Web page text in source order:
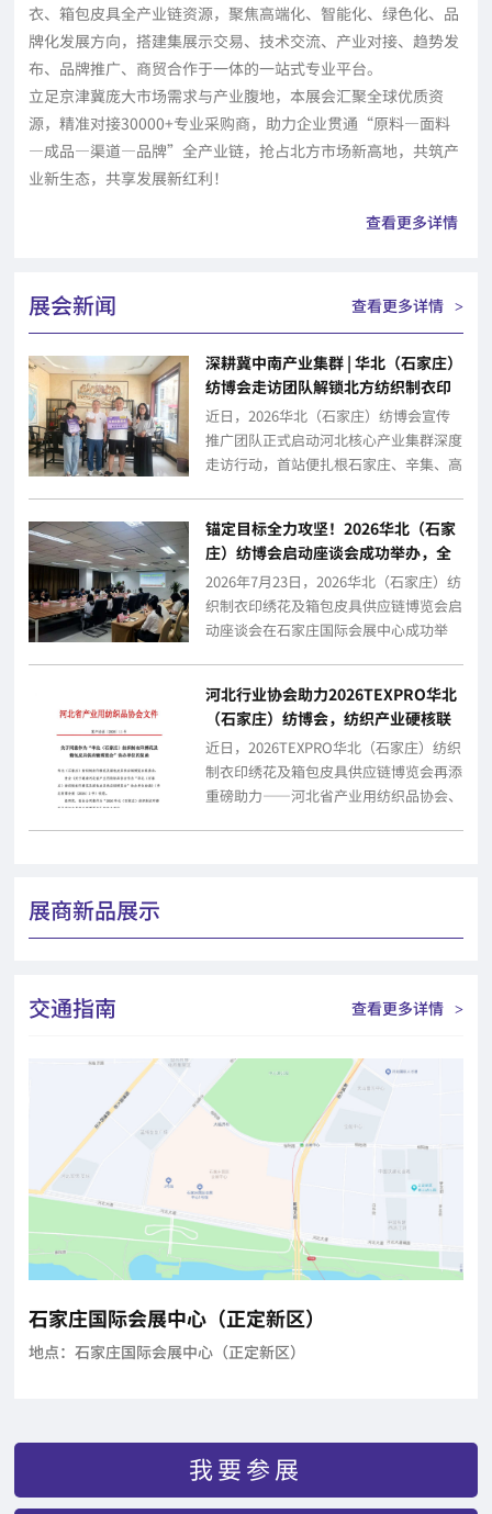
衣、箱包皮具全产业链资源，聚焦高端化、智能化、绿色化、品
牌化发展方向，搭建集展示交易、技术交流、产业对接、趋势发
布、品牌推广、商贸合作于一体的一站式专业平台。
立足京津冀庞大市场需求与产业腹地，本展会汇聚全球优质资
源，精准对接30000+专业采购商，助力企业贯通“原料—面料
—成品—渠道—品牌”全产业链，抢占北方市场新高地，共筑产
业新生态，共享发展新红利！
查看更多详情
展会新闻 查看更多详情 >
深耕冀中南产业集群 | 华北（石家庄）
纺博会走访团队解锁北方纺织制衣印
绣花及箱包皮革供应链核心动能
近日，2026华北（石家庄）纺博会宣传
推广团队正式启动河北核心产业集群深度
走访行动，首站便扎根石家庄、辛集、高
锚定目标全力攻坚！2026华北（石家
庄）纺博会启动座谈会成功举办，全
面开启冲刺！
2026年7月23日，2026华北（石家庄）纺
织制衣印绣花及箱包皮具供应链博览会启
动座谈会在石家庄国际会展中心成功举
河北行业协会助力2026TEXPRO华北
（石家庄）纺博会，纺织产业硬核联
动再升级
近日，2026TEXPRO华北（石家庄）纺织
制衣印绣花及箱包皮具供应链博览会再添
重磅助力——‌河北省产业用纺织品协会、
展商新品展示
交通指南 查看更多详情 >
石家庄国际会展中心（正定新区）
地点：石家庄国际会展中心（正定新区）
我要参展